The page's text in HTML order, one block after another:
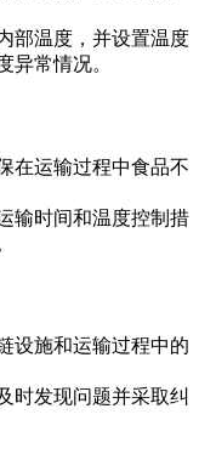
部温度，并设置温度
异常情况。
在运输过程中食品不
输时间和温度控制措
设施和运输过程中的
时发现问题并采取纠